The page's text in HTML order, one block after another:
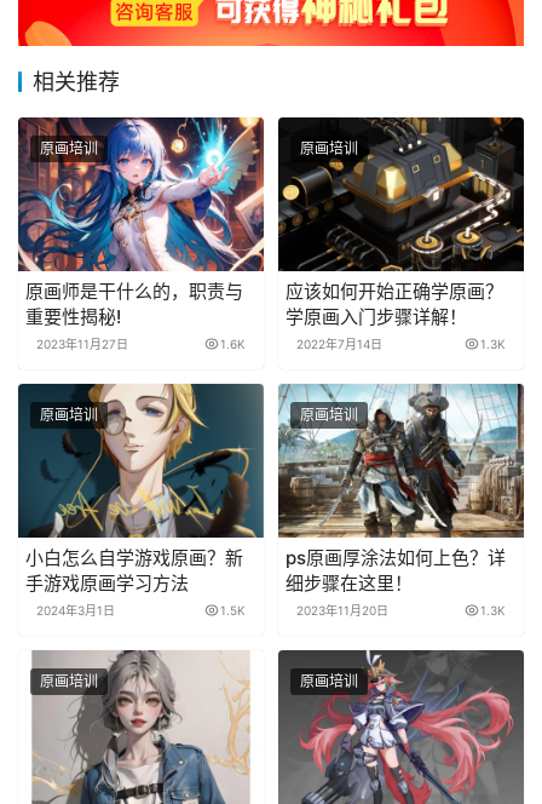
相关推荐
原画培训
原画师是干什么的，职责与
重要性揭秘!
2023年11月27日 1.6K
原画培训
应该如何开始正确学原画？
学原画入门步骤详解！
2022年7月14日 1.3K
原画培训
小白怎么自学游戏原画？新
手游戏原画学习方法
2024年3月1日 1.5K
原画培训
ps原画厚涂法如何上色？详
细步骤在这里！
2023年11月20日 1.3K
原画培训 原画培训